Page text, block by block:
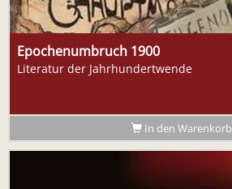
Epochenumbruch 1900
Literatur der Jahrhundertwende
In den Warenkorb